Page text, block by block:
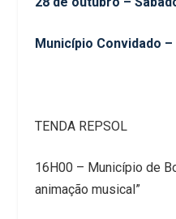
Município Convidado –
TENDA REPSOL
16H00 – Município de
animação musical”